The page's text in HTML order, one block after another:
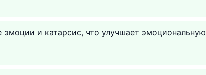
и катарсис, что улучшает эмоциональную